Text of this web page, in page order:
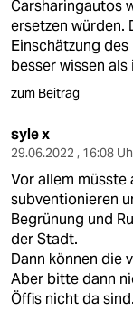
Carsharingautos
ersetzen würden.
Einschätzung
besser wissen als
zum Beitrag
syle x
29.06.2022 , 16:08
Vor allem müsste
subventionieren
Begrünung und
der Stadt.
Dann können die
Aber bitte dann
Öffis nicht da